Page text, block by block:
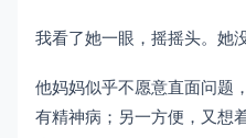
我看了她一眼，摇摇头。她
他妈妈似乎不愿意直面问题
有精神病；另一方便，又想